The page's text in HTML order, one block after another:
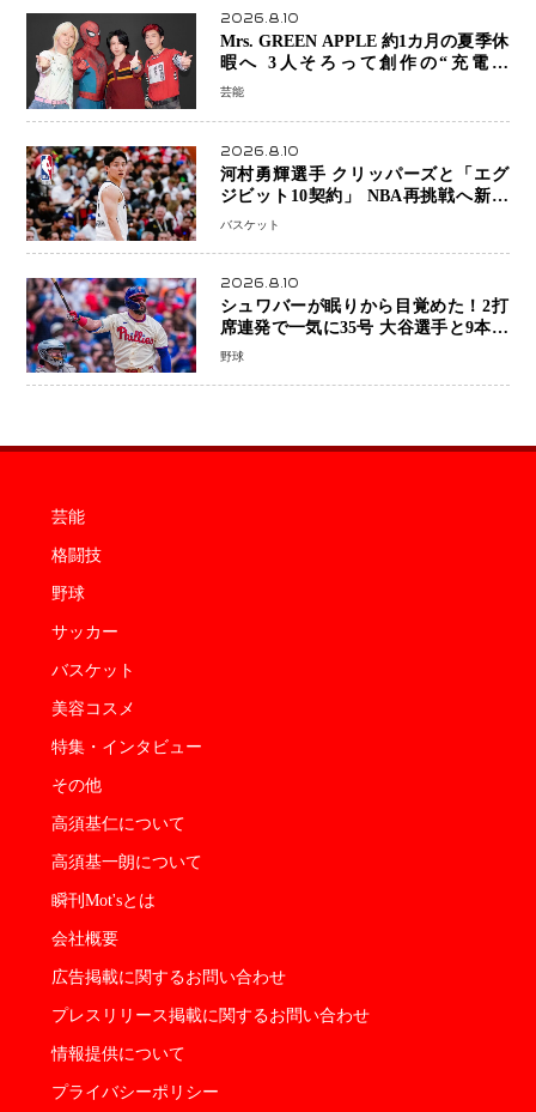
2026.8.10
Mrs. GREEN APPLE 約1カ月の夏季休
暇へ 3人そろって創作の“充電期
間”「自分らしいインプットを」
芸能
2026.8.10
河村勇輝選手 クリッパーズと「エグ
ジビット10契約」 NBA再挑戦へ新た
な一歩、八村塁選手との共闘にも期待
バスケット
2026.8.10
シュワバーが眠りから目覚めた！2打
席連発で一気に35号 大谷選手と9本差
に 本塁打王争いで単独トップ浮上
野球
芸能
格闘技
野球
サッカー
バスケット
美容コスメ
特集・インタビュー
その他
高須基仁について
高須基一朗について
瞬刊Mot'sとは
会社概要
広告掲載に関するお問い合わせ
プレスリリース掲載に関するお問い合わせ
情報提供について
プライバシーポリシー